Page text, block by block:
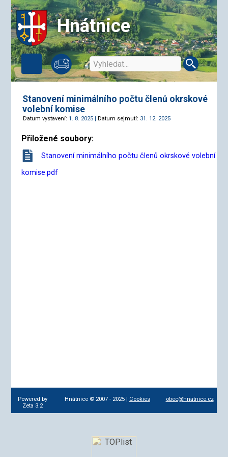
Hnátnice
Stanovení minimálního počtu členů okrskové
volební komise
Datum vystavení: 1. 8. 2025 | Datum sejmutí: 31. 12. 2025
Přiložené soubory:
Stanovení minimálního počtu členů okrskové volební
komise.pdf
Powered by
Zeta 3.2
Hnátnice © 2007 - 2025 | Cookies obec@hnatnice.cz